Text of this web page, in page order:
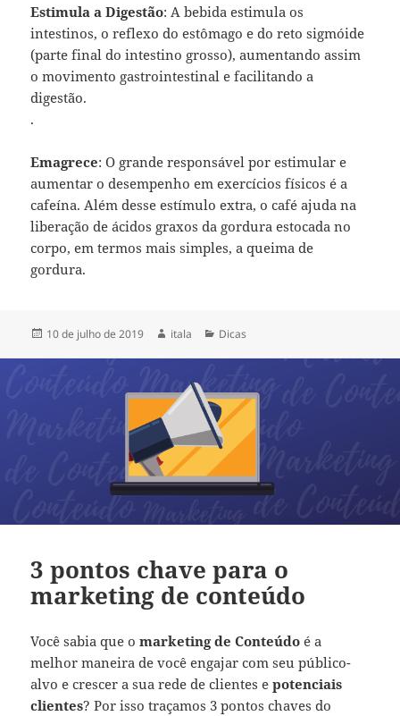
Estimula a Digestão: A bebida estimula os
intestinos, o reflexo do estômago e do reto sigmóide
(parte final do intestino grosso), aumentando assim
o movimento gastrointestinal e facilitando a
digestão.
.
Emagrece: O grande responsável por estimular e
aumentar o desempenho em exercícios físicos é a
cafeína. Além desse estímulo extra, o café ajuda na
liberação de ácidos graxos da gordura estocada no
corpo, em termos mais simples, a queima de
gordura.
10 de julho de 2019 itala Dicas
3 pontos chave para o
marketing de conteúdo
Você sabia que omarketing de Conteúdo é a
melhor maneira de você engajar com seu público-
alvo e crescer a sua rede de clientes e potenciais
clientes?Por isso traçamos 3 pontos chaves do